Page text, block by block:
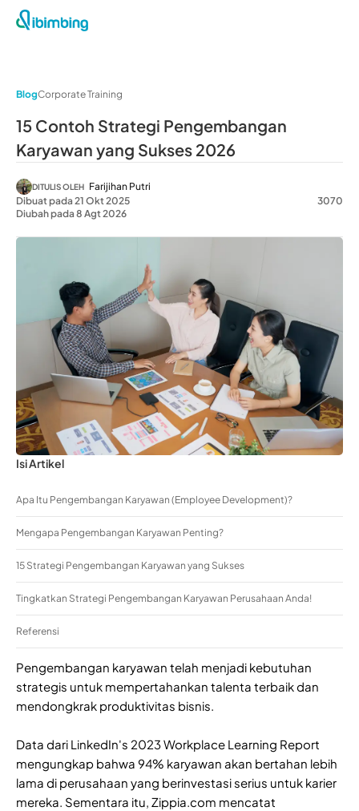
BlogCorporate Training
15 Contoh Strategi Pengembangan
Karyawan yang Sukses 2026
DITULIS OLEH Farijihan Putri
Dibuat pada 21 Okt 2025
Diubah pada 8 Agt 2026
3070
Isi Artikel
Apa Itu Pengembangan Karyawan (Employee Development)?
Mengapa Pengembangan Karyawan Penting?
15 Strategi Pengembangan Karyawan yang Sukses
Tingkatkan Strategi Pengembangan Karyawan Perusahaan Anda!
Referensi
Pengembangan karyawan telah menjadi kebutuhan
strategis untuk mempertahankan talenta terbaik dan
mendongkrak produktivitas bisnis.
Data dari LinkedIn's 2023 Workplace Learning Report
mengungkap bahwa 94% karyawan akan bertahan lebih
lama di perusahaan yang berinvestasi serius untuk karier
mereka. Sementara itu, Zippia.com mencatat